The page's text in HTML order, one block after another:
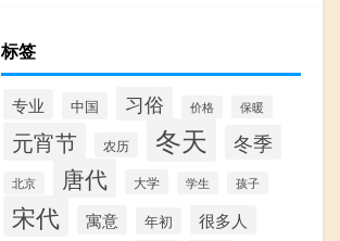
标签
专业 中国 习俗 价格 保暖
元宵节 农历 冬天 冬季
北京 唐代 大学 学生 孩子
宋代 寓意 年初 很多人